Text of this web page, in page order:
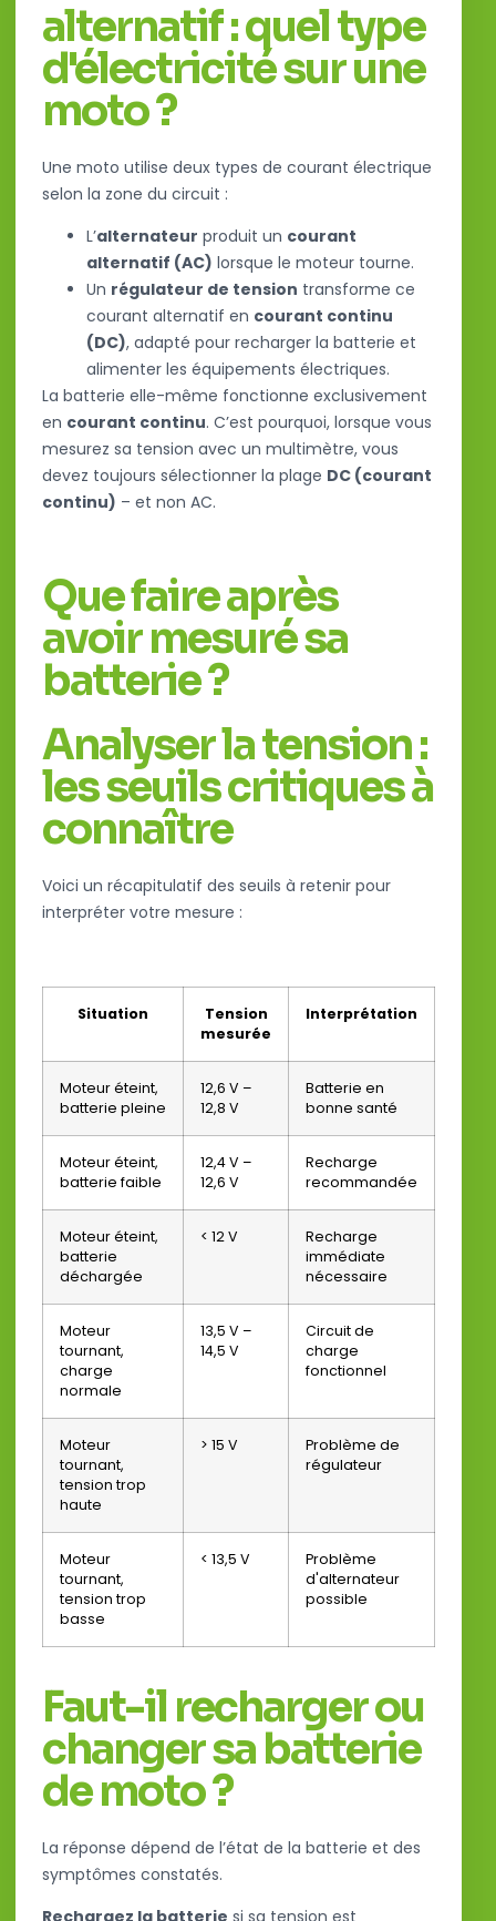
alternatif : quel type
d'électricité sur une
moto ?
Une moto utilise deux types de courant électrique
selon la zone du circuit :
L’alternateur produit un courant
alternatif (AC) lorsque le moteur tourne.
Un régulateur de tension transforme ce
courant alternatif en courant continu
(DC), adapté pour recharger la batterie et
alimenter les équipements électriques.
La batterie elle-même fonctionne exclusivement
en courant continu. C’est pourquoi, lorsque vous
mesurez sa tension avec un multimètre, vous
devez toujours sélectionner la plage DC (courant
continu) – et non AC.
Que faire après
avoir mesuré sa
batterie ?
Analyser la tension :
les seuils critiques à
connaître
Voici un récapitulatif des seuils à retenir pour
interpréter votre mesure :
Situation
Tension
mesurée
Interprétation
Moteur éteint,
batterie pleine
12,6 V –
12,8 V
Batterie en
bonne santé
Moteur éteint,
batterie faible
12,4 V –
12,6 V
Recharge
recommandée
Moteur éteint,
batterie
déchargée
< 12 V
Recharge
immédiate
nécessaire
Moteur
tournant,
charge
normale
13,5 V –
14,5 V
Circuit de
charge
fonctionnel
Moteur
tournant,
tension trop
haute
> 15 V
Problème de
régulateur
Moteur
tournant,
tension trop
basse
< 13,5 V
Problème
d'alternateur
possible
Faut-il recharger ou
changer sa batterie
de moto ?
La réponse dépend de l’état de la batterie et des
symptômes constatés.